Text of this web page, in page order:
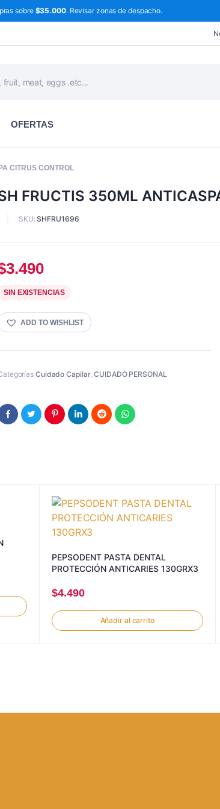
sobre$35.000. Revisar zonas de despacho.
OFERTAS
CITRUS CONTROL
FRUCTIS 350ML
SKU:SHFRU1696
3.490
SIN EXISTENCIAS
ADD TO WISHLIST
Cuidado Capilar,CUIDADO PERSONAL
PEPSODENT PASTA DENTAL
PROTECCIÓN ANTICARIES 130GRX3
$4.490
Añadir al carrito